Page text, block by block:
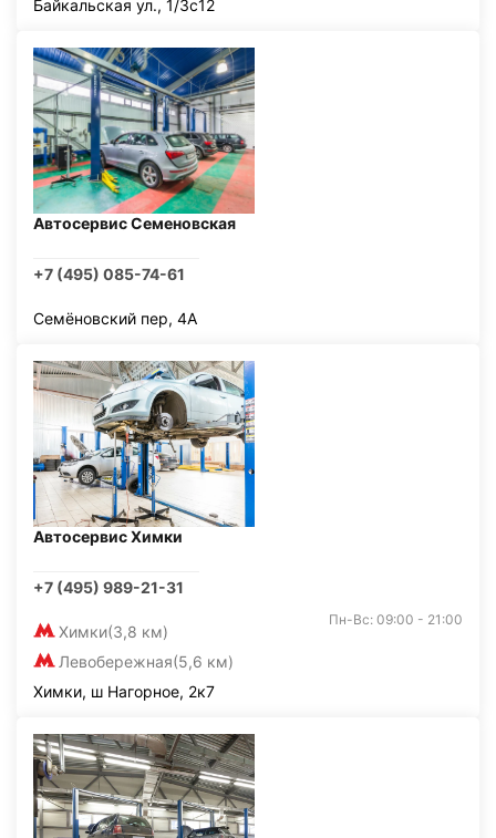
Байкальская ул., 1/3с12
Автосервис Семеновская
+7 (495) 085-74-61
Семёновский пер, 4А
Автосервис Химки
+7 (495) 989-21-31
Химки(3,8 км)
Левобережная(5,6 км)
Пн-Вс: 09:00 - 21:00
Химки, ш Нагорное, 2к7